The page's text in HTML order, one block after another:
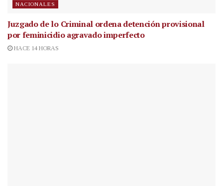
NACIONALES
Juzgado de lo Criminal ordena detención provisional
por feminicidio agravado imperfecto
HACE 14 HORAS